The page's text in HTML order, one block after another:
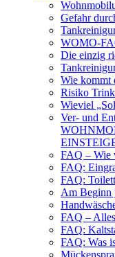
Gefahr
WOMO-
Die einzig
Wie kommt
Risiko
Wieviel
Ver- und
FAQ – Wie
FAQ:
FAQ:
Am Beginn
FAQ –
FAQ:
FAQ: Was